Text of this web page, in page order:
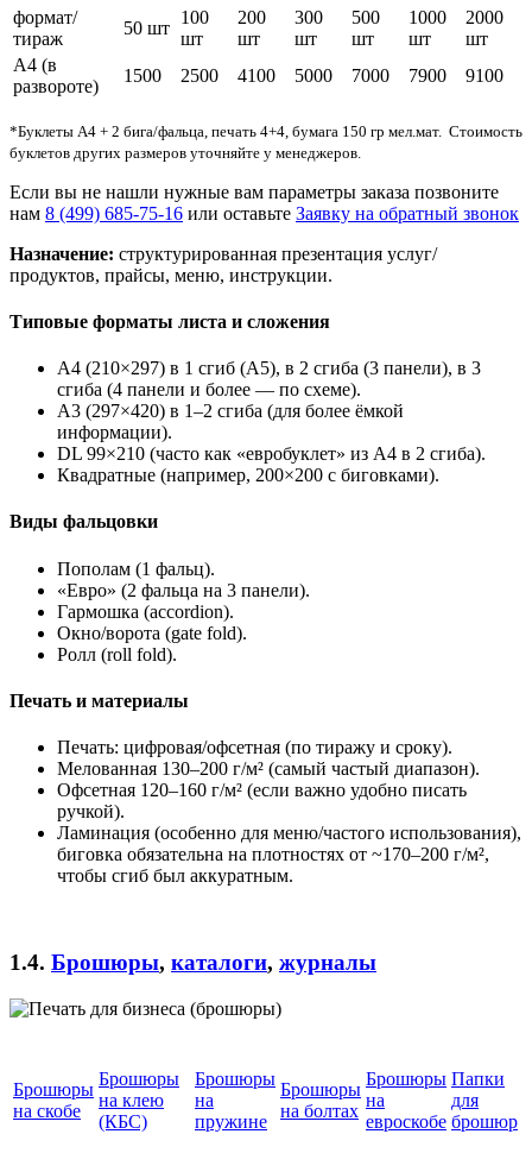
формат/
тираж
50 шт
100
шт
200
шт
300
шт
500
шт
1000
шт
2000
шт
А4 (в
развороте)
1500 2500 4100 5000 7000 7900 9100
*Буклеты А4 + 2 бига/фальца, печать 4+4, бумага 150 гр мел.мат. Стоимость
буклетов других размеров уточняйте у менеджеров.
Если вы не нашли нужные вам параметры заказа позвоните
нам 8 (499) 685-75-16 или оставьте Заявку на обратный звонок
Назначение: структурированная презентация услуг/
продуктов, прайсы, меню, инструкции.
Типовые форматы листа и сложения
A4 (210×297) в 1 сгиб (A5), в 2 сгиба (3 панели), в 3
сгиба (4 панели и более — по схеме).
A3 (297×420) в 1–2 сгиба (для более ёмкой
информации).
DL 99×210 (часто как «евробуклет» из A4 в 2 сгиба).
Квадратные (например, 200×200 с биговками).
Виды фальцовки
Пополам (1 фальц).
«Евро» (2 фальца на 3 панели).
Гармошка (accordion).
Окно/ворота (gate fold).
Ролл (roll fold).
Печать и материалы
Печать: цифровая/офсетная (по тиражу и сроку).
Мелованная 130–200 г/м² (самый частый диапазон).
Офсетная 120–160 г/м² (если важно удобно писать
ручкой).
Ламинация (особенно для меню/частого использования),
биговка обязательна на плотностях от ~170–200 г/м²,
чтобы сгиб был аккуратным.
1.4. Брошюры, каталоги, журналы
Брошюры
на скобе
Брошюры
на клею
(КБС)
Брошюры
на
пружине
Брошюры
на болтах
Брошюры
на
евроскобе
Папки
для
брошюр